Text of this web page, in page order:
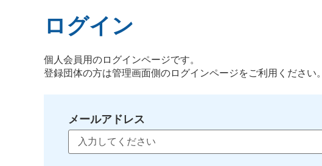
ログイン
個人会員用のログインページです。
登録団体の方は管理画面側のログインページをご利用ください。
メールアドレス